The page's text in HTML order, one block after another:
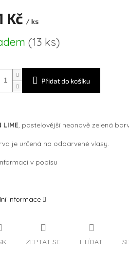
Kč / ks
(13 ks)
Přidat do košíku
LIME, pastelovější neonově zelená
je určená na odbarvené vlasy.
v popisu
informace
ZEPTAT SE HLÍDAT